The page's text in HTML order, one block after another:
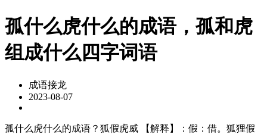
孤什么虎什么的成语，孤和虎
组成什么四字词语
成语接龙
2023-08-07
孤什么虎什么的成语？狐假虎威 【解释】：假：借。狐狸假